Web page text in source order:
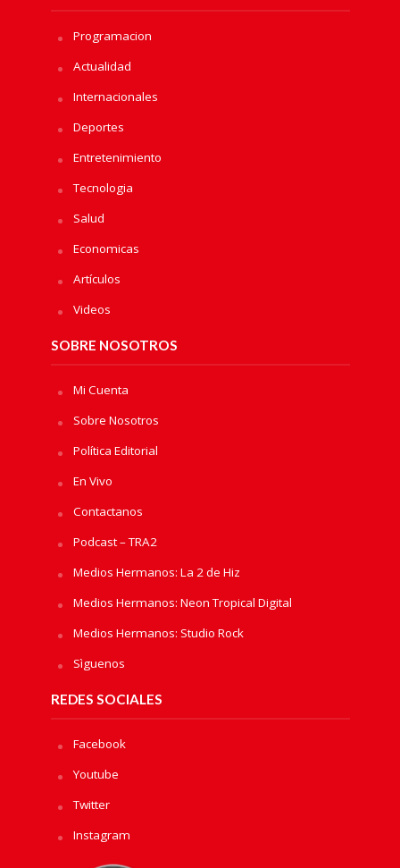
Programacion
Actualidad
Internacionales
Deportes
Entretenimiento
Tecnologia
Salud
Economicas
Artículos
Videos
SOBRE NOSOTROS
Mi Cuenta
Sobre Nosotros
Política Editorial
En Vivo
Contactanos
Podcast – TRA2
Medios Hermanos: La 2 de Hiz
Medios Hermanos: Neon Tropical Digital
Medios Hermanos: Studio Rock
Sìguenos
REDES SOCIALES
Facebook
Youtube
Twitter
Instagram